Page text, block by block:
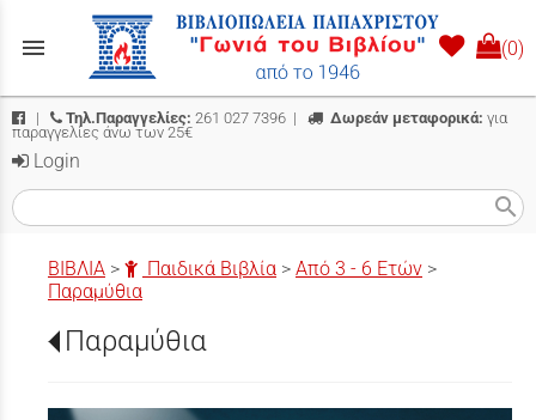
menu (0)
| Τηλ.Παραγγελίες: 261 027 7396 | Δωρεάν μεταφορικά: για
παραγγελίες άνω των 25€
Login
search
ΒΙΒΛΙΑ > Παιδικά Βιβλία > Από 3 - 6 Ετών >
Παραμύθια
Παραμύθια